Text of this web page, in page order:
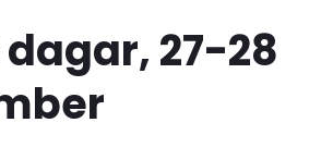
dagar, 27-28